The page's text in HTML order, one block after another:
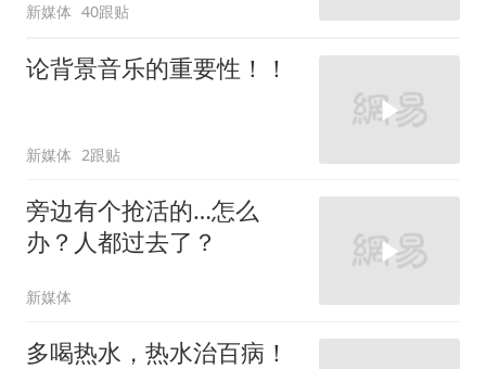
新媒体 40跟贴
论背景音乐的重要性！！
新媒体 2跟贴
旁边有个抢活的…怎么
办？人都过去了？
新媒体
多喝热水，热水治百病！